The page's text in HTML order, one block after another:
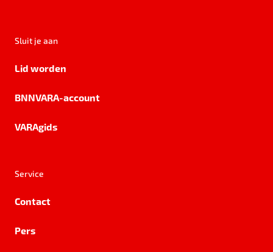
Sluit je aan
Lid worden
BNNVARA-account
VARAgids
Service
Contact
Pers